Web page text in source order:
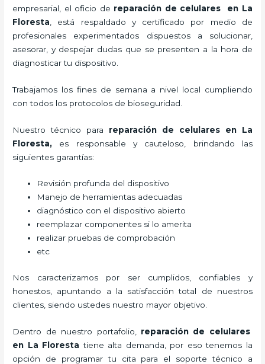
empresarial, el oficio de reparación de celulares en La
Floresta , está respaldado y certificado por medio de
profesionales experimentados dispuestos a solucionar,
asesorar, y despejar dudas que se presenten a la hora de
diagnosticar tu dispositivo.
Trabajamos los fines de semana a nivel local cumpliendo
con todos los protocolos de bioseguridad.
Nuestro técnico para reparación de celulares en La
Floresta, es responsable y cauteloso, brindando las
siguientes garantías:
Revisión profunda del dispositivo
Manejo de herramientas adecuadas
diagnóstico con el dispositivo abierto
reemplazar componentes si lo amerita
realizar pruebas de comprobación
etc
Nos caracterizamos por ser cumplidos, confiables y
honestos, apuntando a la satisfacción total de nuestros
clientes, siendo ustedes nuestro mayor objetivo.
Dentro de nuestro portafolio, reparación de celulares
en La Floresta tiene alta demanda, por eso tenemos la
opción de programar tu cita para el soporte técnico a